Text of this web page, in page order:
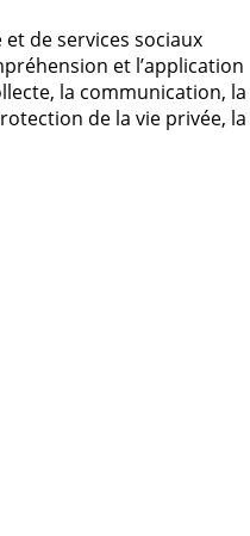
de services sociaux
et l’application
la communication, la
de la vie privée, la